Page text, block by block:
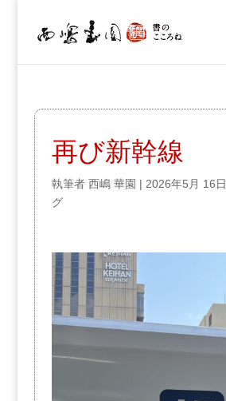
再び新幹線
執筆者 西嶋 華園 | 2026年5月 16日
グ